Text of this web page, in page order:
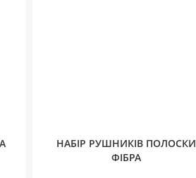
НАБІР РУШНИКІВ ПОЛОСКИ
ФІБРА